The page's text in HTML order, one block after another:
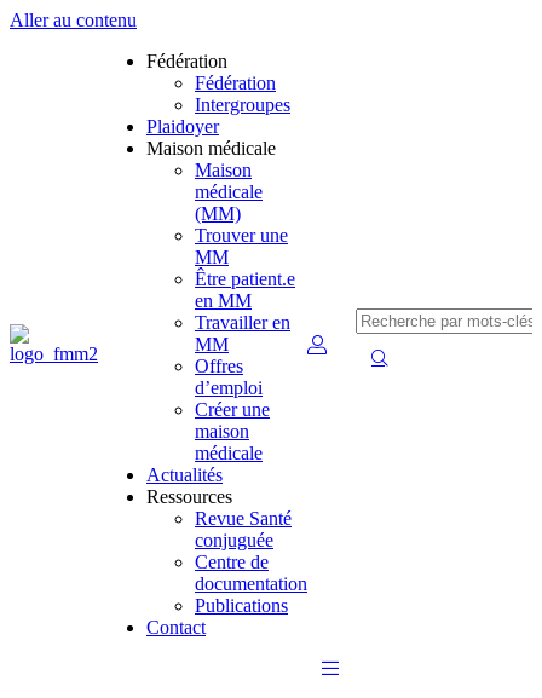
Aller au contenu
Fédération
Fédération
Intergroupes
Plaidoyer
Maison médicale
Maison
médicale
(MM)
Trouver une
MM
Être patient.e
en MM
Travailler en
MM
Offres
d’emploi
Créer une
maison
médicale
Actualités
Ressources
Revue Santé
conjuguée
Centre de
documentation
Publications
Contact